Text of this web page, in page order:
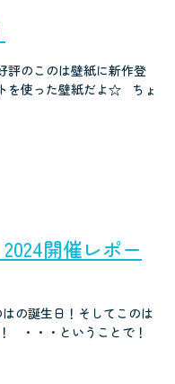
評のこのは壁紙に新作登
を使った壁紙だよ☆ ちょ
開催レポー
の誕生日！そしてこのは
・・・ということで！